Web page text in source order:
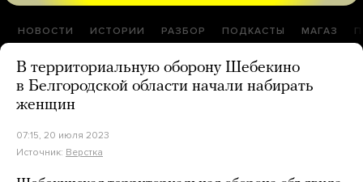
НОВОСТИ ИСТОРИИ РАЗБОР ПОДКАСТЫ МАГАЗ
В территориальную оборону Шебекино
в Белгородской области начали набирать
женщин
07:15, 20 июля 2023
Источник: Верстка